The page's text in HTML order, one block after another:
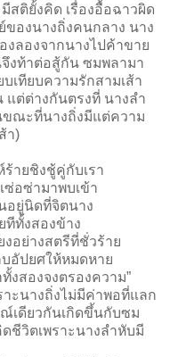
ติยั้งคิด เรื่องอื้อฉาวผิด
ของนางถิ่งคนกลาง นาง
งลองจากนางไปค้าขาย
งท้าต่อสู้กัน ซมพลามา
เทียบความรักสามเส้า
แต่ต่างกันตรงที่ นางลำ
ณะที่นางถิ่งมีแต่ความ
า)
ายชิงชู้คู่กับเรา
ซ่อซ่ามาพบเข้า
อยู่นิดที่จิตนาง
ทีทั้งสองข้าง
งอย่างสตรีที่ชั่วร้าย
อัปยศให้หมดหาย
งสองจงตรองความ”
าะนางถิ่งไม่มีค่าพอที่แลก
ณ์เดียวกันเกิดขึ้นกับซม
ชีวิตเพราะนางลำหับมี